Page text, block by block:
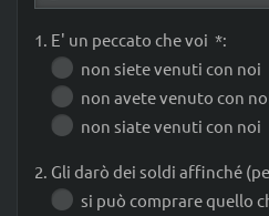
1. E' un peccato che voi *:
non siete venuti con noi
non avete venuto con
non siate venuti con noi
2. Gli darò dei soldi affinché
si può comprare quello